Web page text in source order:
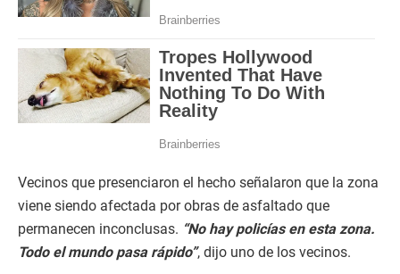
Vecinos que presenciaron el hecho señalaron que la zona
viene siendo afectada por obras de asfaltado que
permanecen inconclusas. “No hay policías en esta zona.
Todo el mundo pasa rápido”, dijo uno de los vecinos.